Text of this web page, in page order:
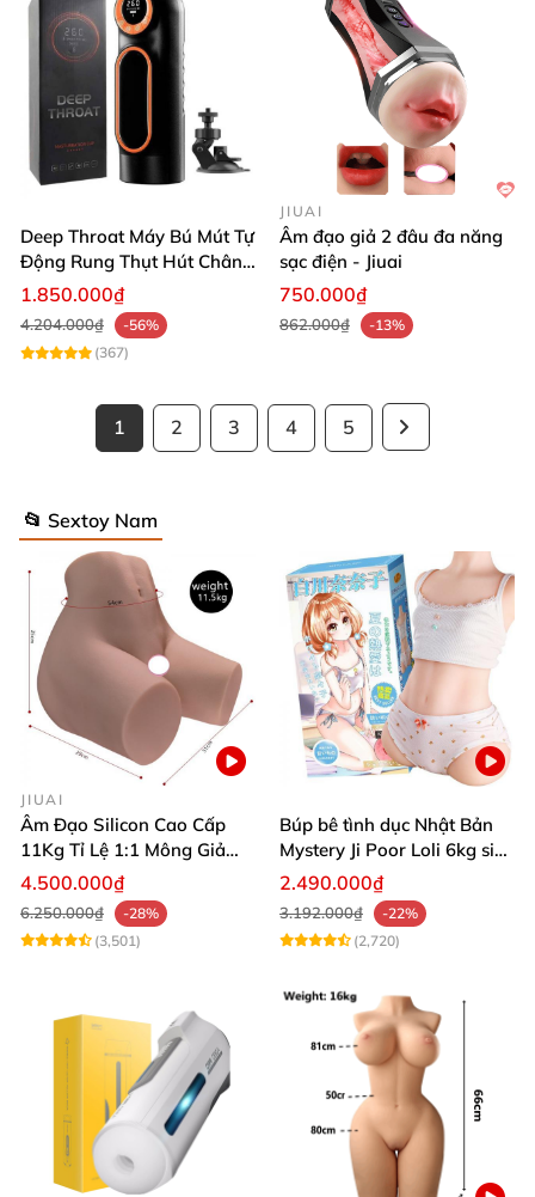
Deep Throat Máy Bú Mút Tự
Động Rung Thụt Hút Chân
Không Đế Gắn Tường Cao
1.850.000₫
4.204.000₫
-56%
(367)
JIUAI
Âm đạo giả 2 đâu đa năng
sạc điện - Jiuai
750.000₫
862.000₫ -13%
1 2 3 4 5
📂 Sextoy Nam
JIUAI
Âm Đạo Silicon Cao Cấp
11Kg Tỉ Lệ 1:1 Mông Giả
Nguyên Khối Kích Thước
Thật Jiuai Nhật Bản
4.500.000₫
6.250.000₫
-28%
(3,501)
Búp bê tình dục Nhật Bản
Mystery Ji Poor Loli 6kg siêu
thực
2.490.000₫
3.192.000₫
-22%
(2,720)